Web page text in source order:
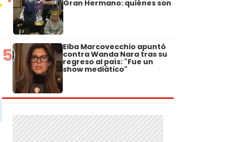
Gran Hermano: quiénes son
5 Elba Marcovecchio apuntó
contra Wanda Nara tras su
regreso al país: "Fue un
show mediático"